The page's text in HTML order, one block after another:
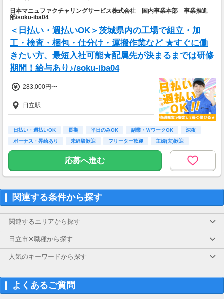
日本マニュファクチャリングサービス株式会社 国内事業本部 事業推進
部/soku-iba04
＜日払い・週払いOK＞茨城県内の工場で組立・加
工・検査・梱包・仕分け・運搬作業など ★すぐに働
きたい方、最短入社可能★配属先が決まるまでは研修
期間！給与あり♪/soku-iba04
283,000円〜
日立駅
日払い・週払いOK 長期 平日のみOK 副業・ＷワークOK
深夜
ボーナス・昇給あり
未経験歓迎 フリーター歓迎 主婦(夫)歓迎
応募へ進む
関連する条件から探す
関連するエリアから探す
日立市✕職種から探す
人気のキーワードから探す
よくあるご質問